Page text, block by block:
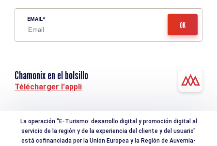
EMAIL
Chamonix en el bolsillo
Télécharger l'appli
La operación "E-Turismo: desarrollo digital y promoción digital al
servicio de la región y de la experiencia del cliente y del usuario"
está cofinanciada por la Unión Europea y la Región de Auvernia-